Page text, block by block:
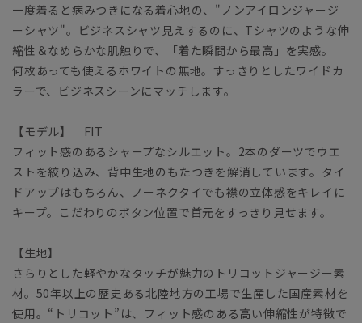
一度着ると病みつきになる着心地の、"ノンアイロンジャージ
ーシャツ"。ビジネスシャツ見えするのに、Tシャツのような伸
縮性＆なめらかな肌触りで、「着た瞬間から最高」を実感。
何枚あっても使えるホワイトの無地。すっきりとしたワイドカ
ラーで、ビジネスシーンにマッチします。
【モデル】 FIT
フィット感のあるシャープなシルエット。2本のダーツでウエ
ストを絞り込み、背中生地のもたつきを解消しています。タイ
ドアップはもちろん、ノーネクタイでも襟の立体感をキレイに
キープ。こだわりのボタン位置で首元をすっきり見せます。
【生地】
さらりとした軽やかなタッチが魅力のトリコットジャージー素
材。50年以上の歴史ある北陸地方の工場で生産した国産素材を
使用。“トリコット”は、フィット感のある高い伸縮性が特徴で